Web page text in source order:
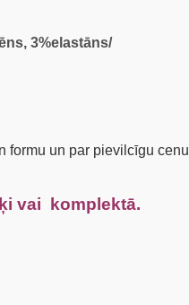
3%elastāns/
formu un par pievilcīgu cenu
komplektā.